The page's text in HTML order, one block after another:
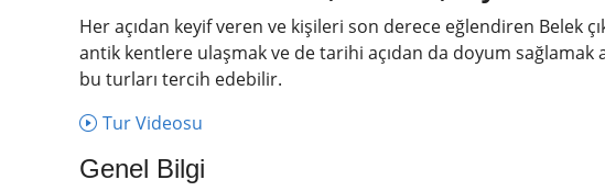
Her açıdan keyif veren ve kişileri son derece eğlendiren Belek
antik kentlere ulaşmak ve de tarihi açıdan da doyum
bu turları tercih edebilir.
Tur Videosu
Genel Bilgi